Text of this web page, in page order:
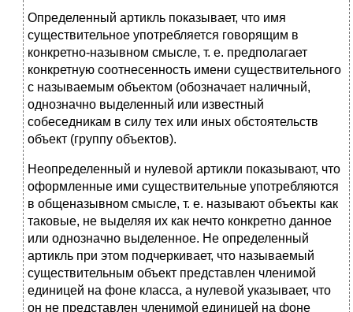
Определенный артикль показывает, что имя
существительное употребляется говорящим в
конкретно-назывном смысле, т. е. предполагает
конкретную соотнесенность имени существительного
с называемым объектом (обозначает наличный,
однозначно выделенный или известный
собеседникам в силу тех или иных обстоятельств
объект (группу объектов).
Неопределенный и нулевой артикли показывают, что
оформленные ими существительные употребляются
в общеназывном смысле, т. е. называют объекты как
таковые, не выделяя их как нечто конкретно данное
или однозначно выделенное. Не определенный
артикль при этом подчеркивает, что называемый
существительным объект представлен членимой
единицей на фоне класса, а нулевой указывает, что
он не представлен членимой единицей на фоне